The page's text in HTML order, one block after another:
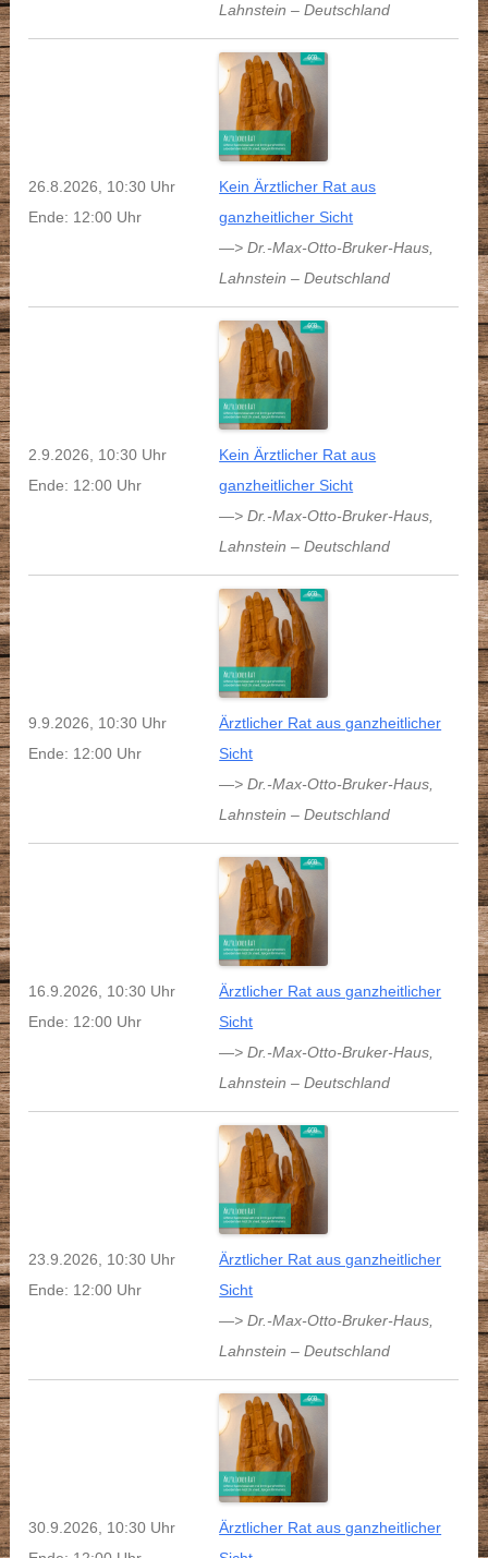
Lahnstein –Deutschland
26.8.2026, 10:30 Uhr
Ende: 12:00 Uhr
Kein Ärztlicher Rat aus
ganzheitlicher Sicht
—> Dr.-Max-Otto-Bruker-Haus,
Lahnstein –Deutschland
2.9.2026, 10:30 Uhr
Ende: 12:00 Uhr
Kein Ärztlicher Rat aus
ganzheitlicher Sicht
—> Dr.-Max-Otto-Bruker-Haus,
Lahnstein –Deutschland
9.9.2026, 10:30 Uhr
Ende: 12:00 Uhr
Ärztlicher Rat aus ganzheitlicher
Sicht
—> Dr.-Max-Otto-Bruker-Haus,
Lahnstein –Deutschland
16.9.2026, 10:30 Uhr
Ende: 12:00 Uhr
Ärztlicher Rat aus ganzheitlicher
Sicht
—> Dr.-Max-Otto-Bruker-Haus,
Lahnstein –Deutschland
23.9.2026, 10:30 Uhr
Ende: 12:00 Uhr
Ärztlicher Rat aus ganzheitlicher
Sicht
—> Dr.-Max-Otto-Bruker-Haus,
Lahnstein –Deutschland
30.9.2026, 10:30 Uhr
Ärztlicher Rat aus ganzheitlicher